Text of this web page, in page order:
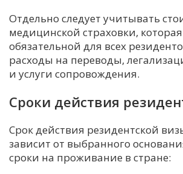
Отдельно следует учитывать
медицинской страховки, которая
обязательной для всех
расходы на переводы,
и услуги сопровождения.
Сроки действия
Срок действия резидентской
зависит от выбранного
сроки на проживание в стране: